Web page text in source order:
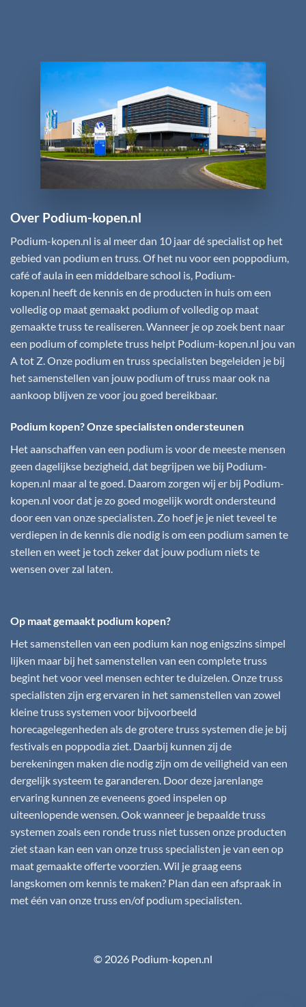
Over Podium-kopen.nl
Podium-kopen.nl is al meer dan 10 jaar dé specialist op het
gebied van podium en truss. Of het nu voor een poppodium,
café of aula in een middelbare school is, Podium-
kopen.nl heeft de kennis en de producten in huis om een
volledig op maat gemaakt podium of volledig op maat
gemaakte truss te realiseren. Wanneer je op zoek bent naar
een podium of complete truss helpt Podium-kopen.nl jou van
A tot Z. Onze podium en truss specialisten begeleiden je bij
het samenstellen van jouw podium of truss maar ook na
aankoop blijven ze voor jou goed bereikbaar.
Podium kopen? Onze specialisten ondersteunen
Het aanschaffen van een podium is voor de meeste mensen
geen dagelijkse bezigheid, dat begrijpen we bij Podium-
kopen.nl maar al te goed. Daarom zorgen wij er bij Podium-
kopen.nl voor dat je zo goed mogelijk wordt ondersteund
door een van onze specialisten. Zo hoef je je niet teveel te
verdiepen in de kennis die nodig is om een podium samen te
stellen en weet je toch zeker dat jouw podium niets te
wensen over zal laten.
Op maat gemaakt podium kopen?
Het samenstellen van een podium kan nog enigszins simpel
lijken maar bij het samenstellen van een complete truss
begint het voor veel mensen echter te duizelen. Onze truss
specialisten zijn erg ervaren in het samenstellen van zowel
kleine truss systemen voor bijvoorbeeld
horecagelegenheden als de grotere truss systemen die je bij
festivals en poppodia ziet. Daarbij kunnen zij de
berekeningen maken die nodig zijn om de veiligheid van een
dergelijk systeem te garanderen. Door deze jarenlange
ervaring kunnen ze eveneens goed inspelen op
uiteenlopende wensen. Ook wanneer je bepaalde truss
systemen zoals een ronde truss niet tussen onze producten
ziet staan kan een van onze truss specialisten je van een op
maat gemaakte offerte voorzien. Wil je graag eens
langskomen om kennis te maken? Plan dan een afspraak in
met één van onze truss en/of podium specialisten.
© 2026 Podium-kopen.nl